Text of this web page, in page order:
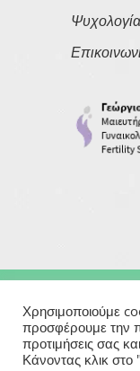
Copyright © 2026
Powered By
Χρησιμοποιούμε
προσφέρουμε την
προτιμήσεις σας
Κάνοντας κλικ